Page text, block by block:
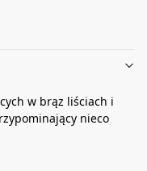
w brąz liściach i
nieco